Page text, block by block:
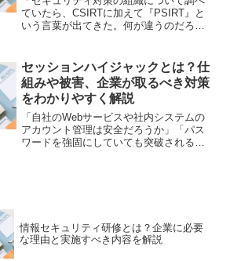
ていたら、CSIRTに加えて『PSIRT』と
いう言葉が出てきた。何が違うのだろ
ているが、両方とも構築する必要がある
のだろうか」情...
セッションハイジャックとは？仕
組みや被害、企業が取るべき対策
をわかりやすく解説
「自社のWebサービスや社内システムの
アカウント管理は安全だろうか」「パス
ワードを強固にしていても突破される可
情報セキュリティ研修とは？企業に必要
な理由と実施すべき内容を解説